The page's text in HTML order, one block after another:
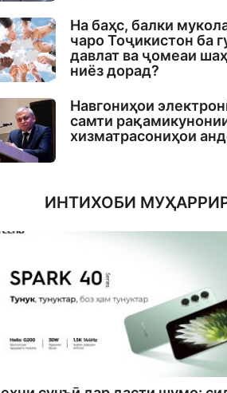
На баҳс, балки
чаро Тоҷикистон ба
давлат ва ҷомеаи
ниёз дорад?
Навгониҳои
самти
хизматрасониҳои
ИНТИХОБИ